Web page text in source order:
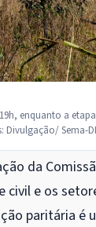
enquanto a
Divulgação/ Sema-
da
e os
paritária é